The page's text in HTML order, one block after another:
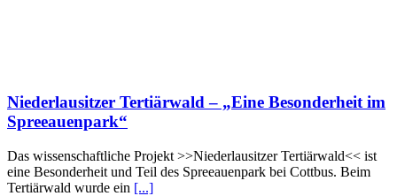
Niederlausitzer Tertiärwald – „Eine Besonderheit im
Spreeauenpark“
Das wissenschaftliche Projekt >>Niederlausitzer Tertiärwald<< ist
eine Besonderheit und Teil des Spreeauenpark bei Cottbus. Beim
Tertiärwald wurde ein [...]